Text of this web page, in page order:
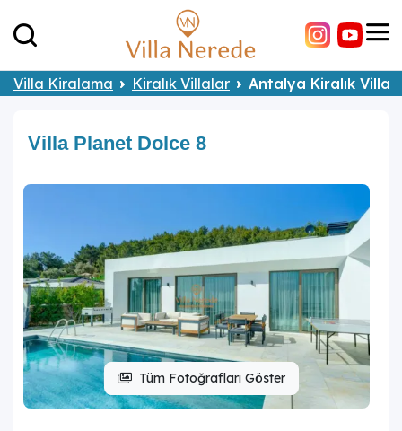
Villa Kiralama Kiralık Villalar Antalya Kiralık
Villa Planet Dolce 8
Tüm Fotoğrafları Göster